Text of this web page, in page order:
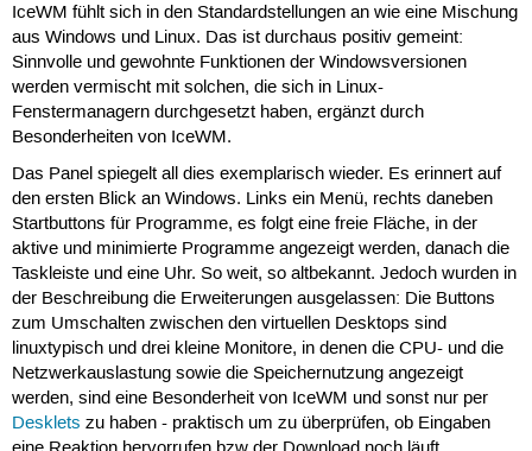
IceWM fühlt sich in den Standardstellungen an wie eine Mischung
aus Windows und Linux. Das ist durchaus positiv gemeint:
Sinnvolle und gewohnte Funktionen der Windowsversionen
werden vermischt mit solchen, die sich in Linux-
Fenstermanagern durchgesetzt haben, ergänzt durch
Besonderheiten von IceWM.
Das Panel spiegelt all dies exemplarisch wieder. Es erinnert auf
den ersten Blick an Windows. Links ein Menü, rechts daneben
Startbuttons für Programme, es folgt eine freie Fläche, in der
aktive und minimierte Programme angezeigt werden, danach die
Taskleiste und eine Uhr. So weit, so altbekannt. Jedoch wurden in
der Beschreibung die Erweiterungen ausgelassen: Die Buttons
zum Umschalten zwischen den virtuellen Desktops sind
linuxtypisch und drei kleine Monitore, in denen die CPU- und die
Netzwerkauslastung sowie die Speichernutzung angezeigt
werden, sind eine Besonderheit von IceWM und sonst nur per
Desklets zu haben - praktisch um zu überprüfen, ob Eingaben